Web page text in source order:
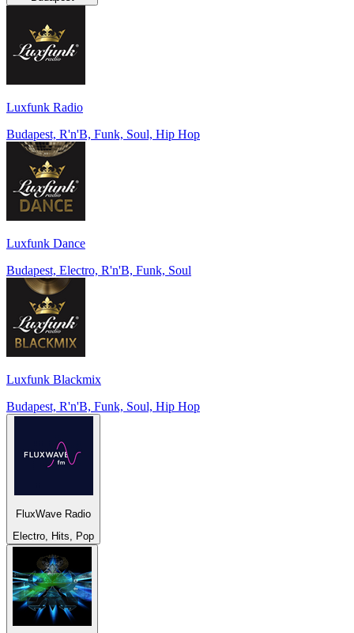
Luxfunk Radio
Budapest, R'n'B, Funk, Soul, Hip Hop
Luxfunk Dance
Budapest, Electro, R'n'B, Funk, Soul
Luxfunk Blackmix
Budapest, R'n'B, Funk, Soul, Hip Hop
FluxWave Radio
Electro, Hits, Pop